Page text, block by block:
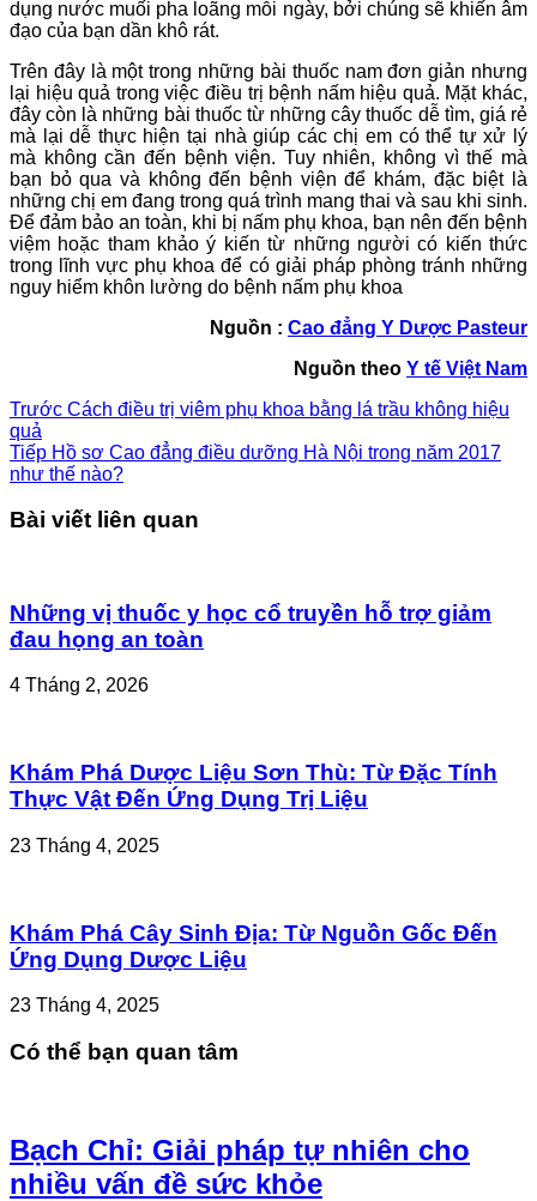
dụng nước muối pha loãng mỗi ngày, bởi chúng sẽ khiến âm
đạo của bạn dần khô rát.
Trên đây là một trong những bài thuốc nam đơn giản nhưng
lại hiệu quả trong việc điều trị bệnh nấm hiệu quả. Mặt khác,
đây còn là những bài thuốc từ những cây thuốc dễ tìm, giá rẻ
mà lại dễ thực hiện tại nhà giúp các chị em có thể tự xử lý
mà không cần đến bệnh viện. Tuy nhiên, không vì thế mà
bạn bỏ qua và không đến bệnh viện để khám, đặc biệt là
những chị em đang trong quá trình mang thai và sau khi sinh.
Để đảm bảo an toàn, khi bị nấm phụ khoa, bạn nên đến bệnh
việm hoặc tham khảo ý kiến từ những người có kiến thức
trong lĩnh vực phụ khoa để có giải pháp phòng tránh những
nguy hiểm khôn lường do bệnh nấm phụ khoa
Nguồn : Cao đẳng Y Dược Pasteur
Nguồn theo Y tế Việt Nam
Trước Cách điều trị viêm phụ khoa bằng lá trầu không hiệu
quả
Tiếp Hồ sơ Cao đẳng điều dưỡng Hà Nội trong năm 2017
như thế nào?
Bài viết liên quan
Những vị thuốc y học cổ truyền hỗ trợ giảm
đau họng an toàn
4 Tháng 2, 2026
Khám Phá Dược Liệu Sơn Thù: Từ Đặc Tính
Thực Vật Đến Ứng Dụng Trị Liệu
23 Tháng 4, 2025
Khám Phá Cây Sinh Địa: Từ Nguồn Gốc Đến
Ứng Dụng Dược Liệu
23 Tháng 4, 2025
Có thể bạn quan tâm
Bạch Chỉ: Giải pháp tự nhiên cho
nhiều vấn đề sức khỏe